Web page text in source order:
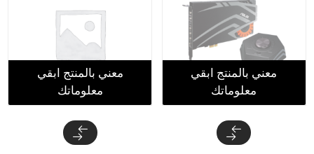
معني بالمنتج ابقي
معلوماتك
معني بالمنتج ابقي
معلوماتك